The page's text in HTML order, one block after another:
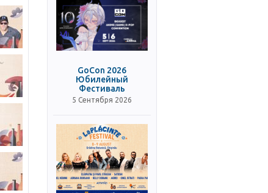
GoCon 2026
Юбилейный
Фестиваль
5 Сентября 2026